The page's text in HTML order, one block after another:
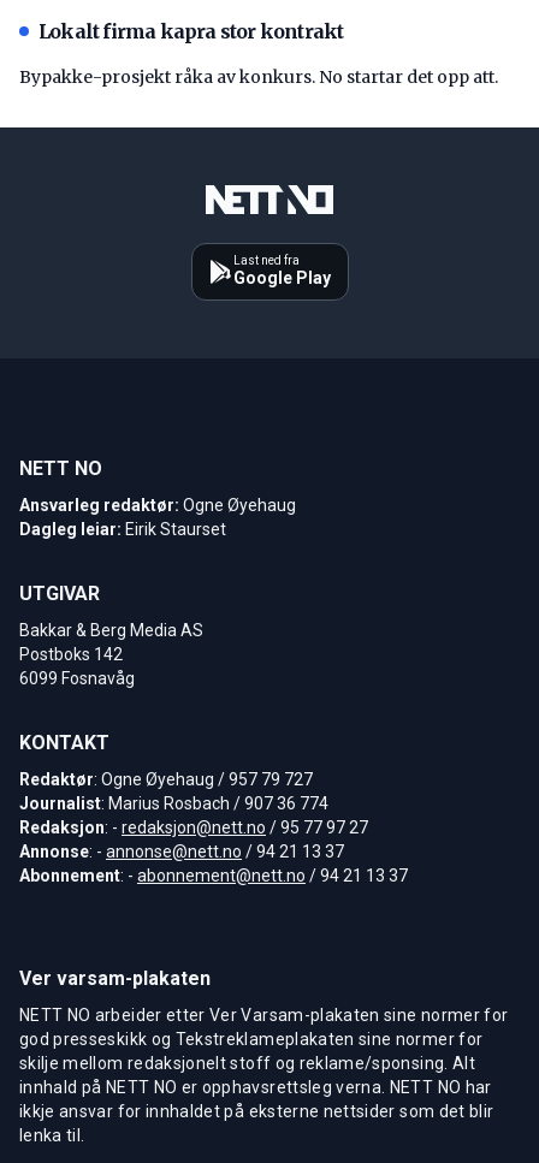
Lokalt firma kapra stor kontrakt
Bypakke-prosjekt råka av konkurs. No startar det opp att.
Last ned fra
Google Play
NETT NO
Ansvarleg redaktør: Ogne Øyehaug
Dagleg leiar: Eirik Staurset
UTGIVAR
Bakkar & Berg Media AS
Postboks 142
6099 Fosnavåg
KONTAKT
Redaktør: Ogne Øyehaug / 957 79 727
Journalist: Marius Rosbach / 907 36 774
Redaksjon: - redaksjon@nett.no / 95 77 97 27
Annonse: - annonse@nett.no / 94 21 13 37
Abonnement: - abonnement@nett.no / 94 21 13 37
Ver varsam-plakaten
NETT NO arbeider etter Ver Varsam-plakaten sine normer for
god presseskikk og Tekstreklameplakaten sine normer for
skilje mellom redaksjonelt stoff og reklame/sponsing. Alt
innhald på NETT NO er opphavsrettsleg verna. NETT NO har
ikkje ansvar for innhaldet på eksterne nettsider som det blir
lenka til.